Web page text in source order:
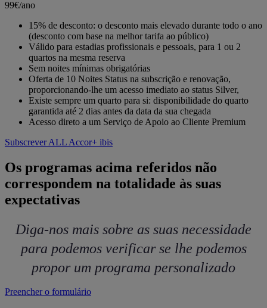
99€/ano
15% de desconto: o desconto mais elevado durante todo o ano
(desconto com base na melhor tarifa ao público)
Válido para estadias profissionais e pessoais, para 1 ou 2
quartos na mesma reserva
Sem noites mínimas obrigatórias
Oferta de 10 Noites Status na subscrição e renovação,
proporcionando-lhe um acesso imediato ao status Silver,
Existe sempre um quarto para si: disponibilidade do quarto
garantida até 2 dias antes da data da sua chegada
Acesso direto a um Serviço de Apoio ao Cliente Premium
Subscrever ALL Accor+ ibis
Os programas acima referidos não
correspondem na totalidade às suas
expectativas
Diga-nos mais sobre as suas necessidade
para podemos verificar se lhe podemos
propor um programa personalizado
Preencher o formulário